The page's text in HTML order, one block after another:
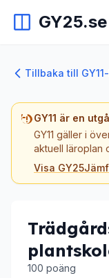
GY25.se
Tillbaka till
GY11 är en
GY11 gäller i
aktuell läroplan
Visa GY25
100 poäng